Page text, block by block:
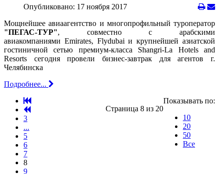
Опубликовано: 17 ноября 2017
Мощнейшее авиаагентство и многопрофильный туроператор
"ПЕГАС-ТУР", совместнос арабскими
авиакомпаниями Emirates, Flydubai и крупнейшей азиатской
гостиничной сетью премиум-класса Shangri-La Hotels and
Resorts сегодняпровели бизнес-завтрак для агентов г.
Челябинска
Подробнее...
Показывать по:
10
20
50
Все
Страница 8 из 20
3
...
5
6
7
8
9